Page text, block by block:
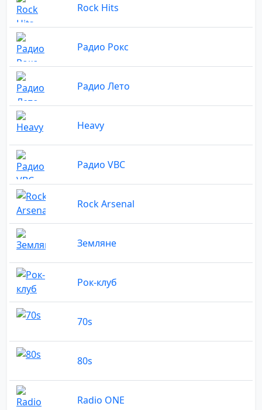
Rock Hits
Радио Рокс
Радио Лето
Heavy
Радио VBC
Rock Arsenal
Земляне
Рок-клуб
70s
80s
Radio ONE